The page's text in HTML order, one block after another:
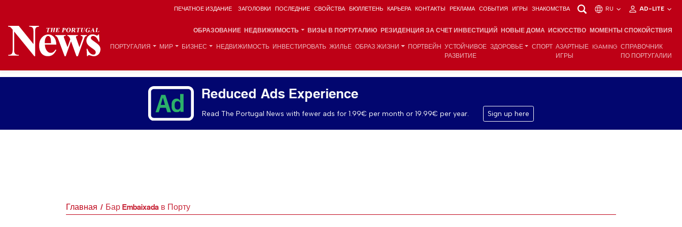
ПЕЧАТНОЕ ИЗДАНИЕ ЗАГОЛОВКИ ПОСЛЕДНИЕ СВОЙСТВА БЮЛЛЕТЕНЬ КАРЬЕРА КОНТАКТЫ РЕКЛАМА СОБЫТИЯ ИГРЫ ЗНАКОМСТВА RU AD-LITE
ОБРАЗОВАНИЕ НЕДВИЖИМОСТЬ ВИЗЫ В ПОРТУГАЛИЮ РЕЗИДЕНЦИЯ ЗА СЧЕТ ИНВЕСТИЦИЙ НОВЫЕ ДОМА ИСКУССТВО МОМЕНТЫ СПОКОЙСТВИЯ
ПОРТУГАЛИЯ МИР БИЗНЕС НЕДВИЖИМОСТЬ ИНВЕСТИРОВАТЬ ЖИЛЬЕ ОБРАЗ ЖИЗНИ ПОРТВЕЙН УСТОЙЧИВОЕ
РАЗВИТИЕ
ЗДОРОВЬЕ СПОРТ АЗАРТНЫЕ
ИГРЫ
IGAMING СПРАВОЧНИК
ПО ПОРТУГАЛИИ
Reduced Ads Experience
Read The Portugal News with fewer ads for 1.99€ per month or 19.99€ per year. Sign up here
Главная Бар Embaixada в Порту